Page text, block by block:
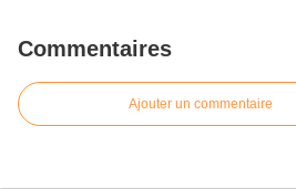
Commentaires
Ajouter un commentaire